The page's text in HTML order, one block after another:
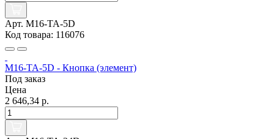
Арт. M16-TA-5D
Код товара: 116076
M16-TA-5D - Кнопка (элемент)
Под заказ
Цена
2 646,34 р.